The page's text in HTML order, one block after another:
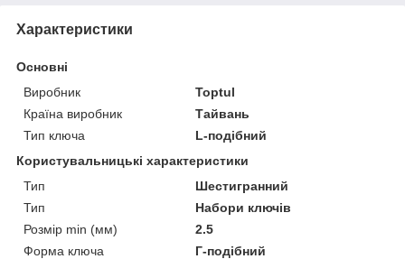
Характеристики
Основні
Виробник
Toptul
Країна виробник
Тайвань
Тип ключа
L-подібний
Користувальницькі характеристики
Тип
Шестигранний
Тип
Набори ключів
Розмір min (мм)
2.5
Форма ключа
Г-подібний